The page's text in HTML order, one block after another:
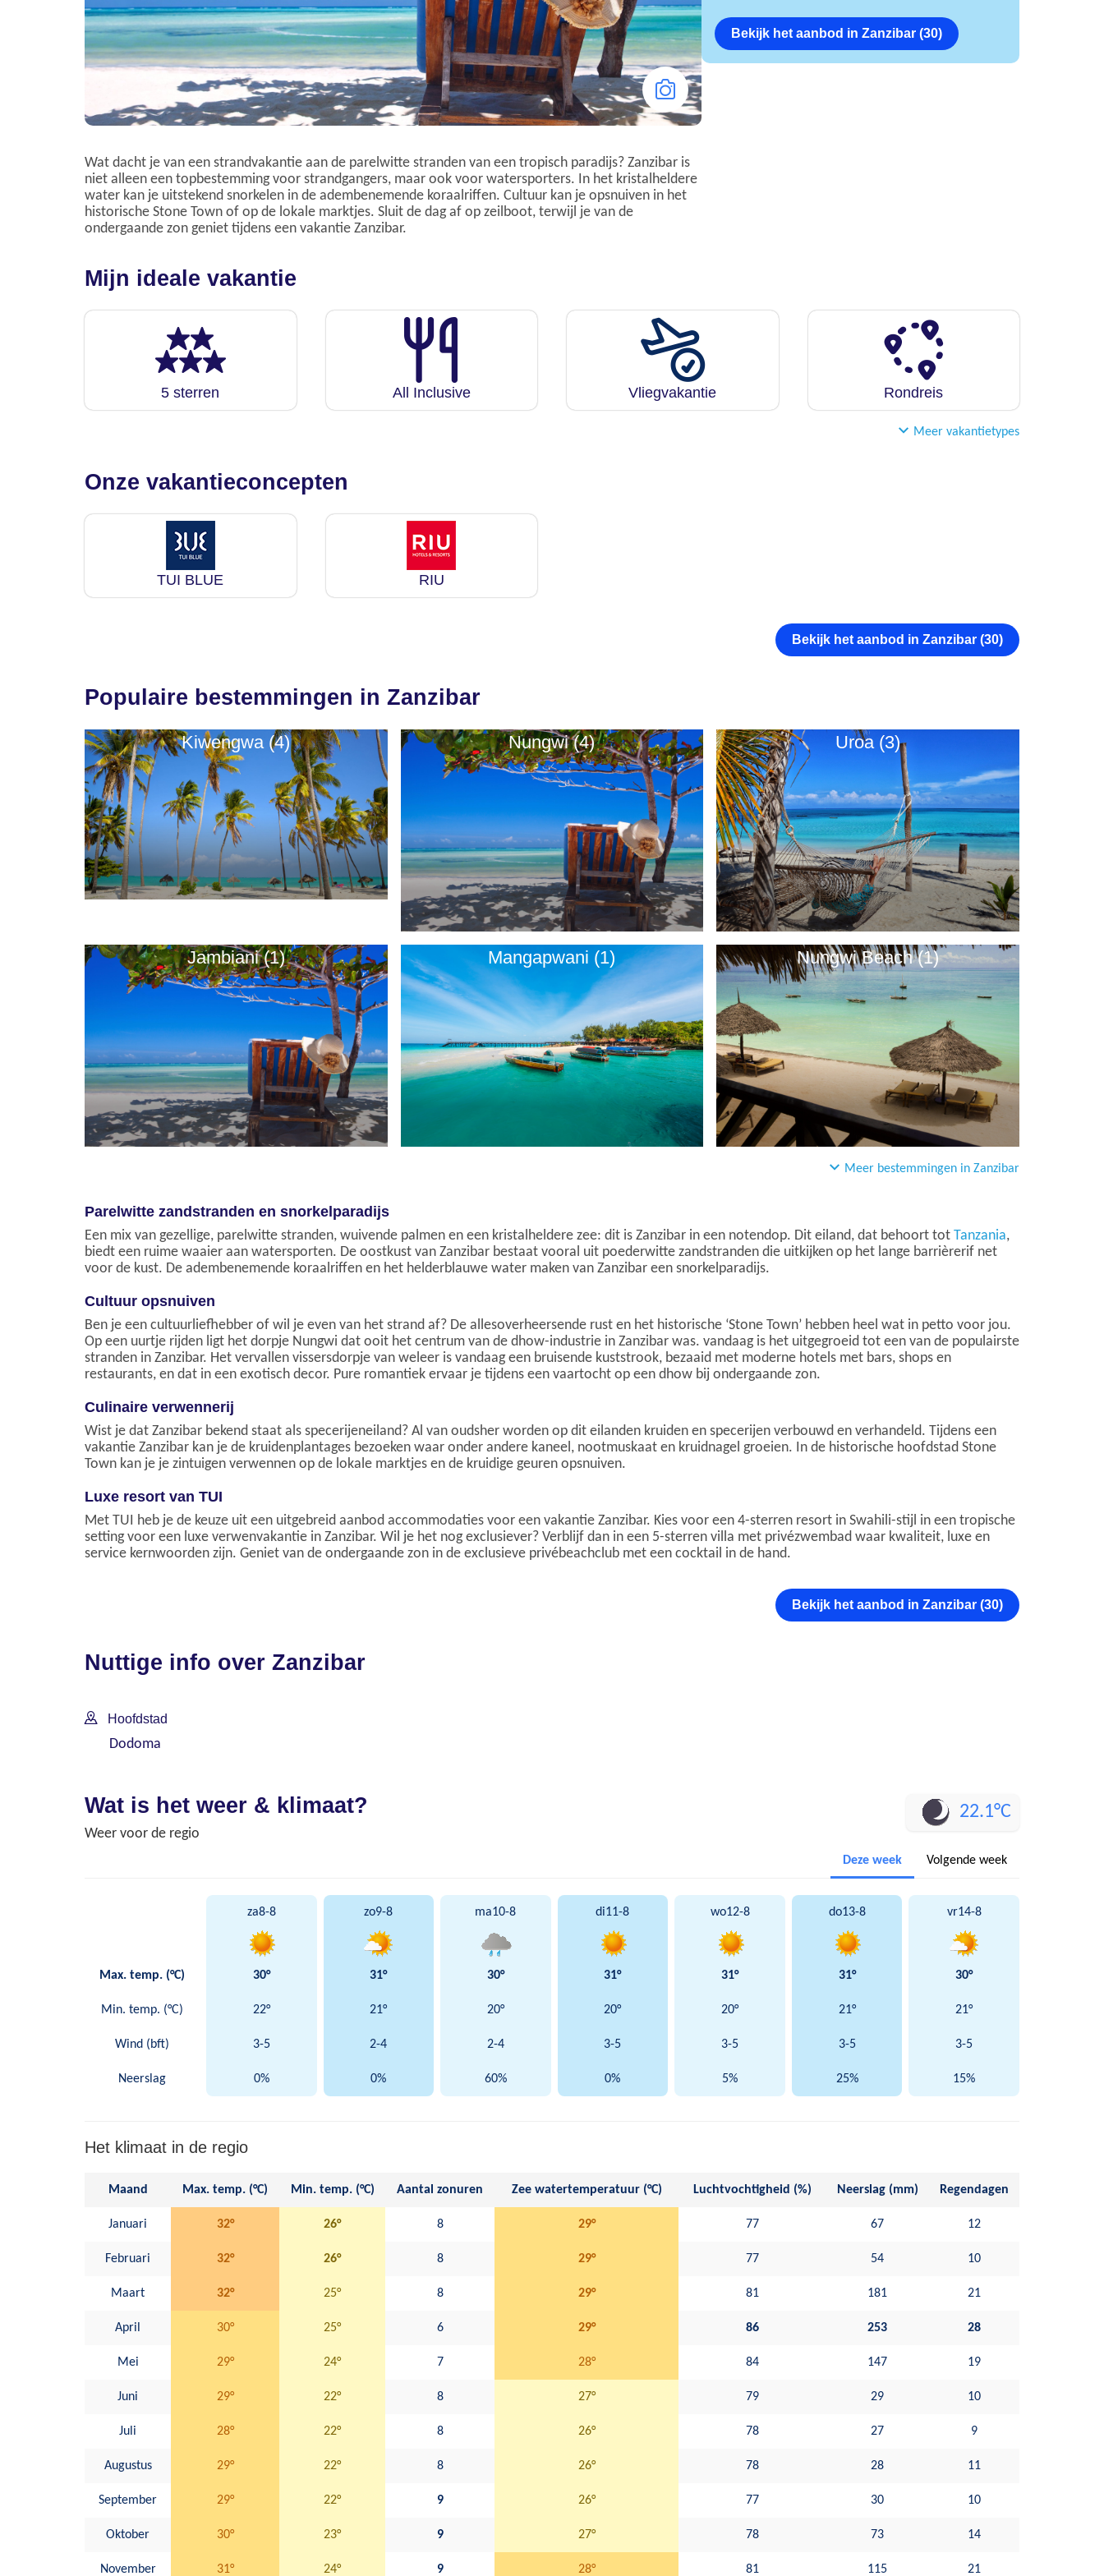
Wat dacht je van een strandvakantie aan de parelwitte stranden van een tropisch paradijs? Zanzibar is
niet alleen een topbestemming voor strandgangers, maar ook voor watersporters. In het kristalheldere
water kan je uitstekend snorkelen in de adembenemende koraalriffen. Cultuur kan je opsnuiven in het
historische Stone Town of op de lokale marktjes. Sluit de dag af op zeilboot, terwijl je van de
ondergaande zon geniet tijdens een vakantie Zanzibar.
Bekijk het aanbod in Zanzibar (30)
Mijn ideale vakantie
5 sterren All Inclusive Vliegvakantie Rondreis
Meer vakantietypes
Onze vakantieconcepten
TUI BLUE RIU
Bekijk het aanbod in Zanzibar (30)
Populaire bestemmingen in Zanzibar
Kiwengwa (4) Nungwi (4) Uroa (3)
Jambiani (1) Mangapwani (1) Nungwi Beach (1)
Meer bestemmingen in Zanzibar
Parelwitte zandstranden en snorkelparadijs
Een mix van gezellige, parelwitte stranden, wuivende palmen en een kristalheldere zee: dit is Zanzibar in een notendop. Dit eiland, dat behoort tot Tanzania,
biedt een ruime waaier aan watersporten. De oostkust van Zanzibar bestaat vooral uit poederwitte zandstranden die uitkijken op het lange barrièrerif net
voor de kust. De adembenemende koraalriffen en het helderblauwe water maken van Zanzibar een snorkelparadijs.
Cultuur opsnuiven
Ben je een cultuurliefhebber of wil je even van het strand af? De allesoverheersende rust en het historische ‘Stone Town’ hebben heel wat in petto voor jou.
Op een uurtje rijden ligt het dorpje Nungwi dat ooit het centrum van de dhow-industrie in Zanzibar was. vandaag is het uitgegroeid tot een van de populairste
stranden in Zanzibar. Het vervallen vissersdorpje van weleer is vandaag een bruisende kuststrook, bezaaid met moderne hotels met bars, shops en
restaurants, en dat in een exotisch decor. Pure romantiek ervaar je tijdens een vaartocht op een dhow bij ondergaande zon.
Culinaire verwennerij
Wist je dat Zanzibar bekend staat als specerijeneiland? Al van oudsher worden op dit eilanden kruiden en specerijen verbouwd en verhandeld. Tijdens een
vakantie Zanzibar kan je de kruidenplantages bezoeken waar onder andere kaneel, nootmuskaat en kruidnagel groeien. In de historische hoofdstad Stone
Town kan je je zintuigen verwennen op de lokale marktjes en de kruidige geuren opsnuiven.
Luxe resort van TUI
Met TUI heb je de keuze uit een uitgebreid aanbod accommodaties voor een vakantie Zanzibar. Kies voor een 4-sterren resort in Swahili-stijl in een tropische
setting voor een luxe verwenvakantie in Zanzibar. Wil je het nog exclusiever? Verblijf dan in een 5-sterren villa met privézwembad waar kwaliteit, luxe en
service kernwoorden zijn. Geniet van de ondergaande zon in de exclusieve privébeachclub met een cocktail in de hand.
Bekijk het aanbod in Zanzibar (30)
Nuttige info over Zanzibar
Hoofdstad
Dodoma
Wat is het weer & klimaat?
Weer voor de regio
22.1°C
Deze week Volgende week
za8-8 zo9-8 ma10-8 di11-8 wo12-8 do13-8 vr14-8
Max. temp. (°C) 30° 31° 30° 31° 31° 31° 30°
Min. temp. (°C) 22° 21° 20° 20° 20° 21° 21°
Wind (bft) 3-5 2-4 2-4 3-5 3-5 3-5 3-5
Neerslag 0% 0% 60% 0% 5% 25% 15%
Het klimaat in de regio
Maand Max. temp. (°C) Min. temp. (°C) Aantal zonuren Zee watertemperatuur (°C) Luchtvochtigheid (%) Neerslag (mm) Regendagen
Januari 32° 26° 8 29° 77 67 12
Februari 32° 26° 8 29° 77 54 10
Maart 32° 25° 8 29° 81 181 21
April 30° 25° 6 29° 86 253 28
Mei 29° 24° 7 28° 84 147 19
Juni 29° 22° 8 27° 79 29 10
Juli 28° 22° 8 26° 78 27 9
Augustus 29° 22° 8 26° 78 28 11
September 29° 22° 9 26° 77 30 10
Oktober 30° 23° 9 27° 78 73 14
November 31° 24° 9 28° 81 115 21